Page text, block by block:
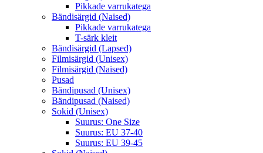
Pikkade varrukatega
Bändisärgid (Naised)
Pikkade varrukatega
T-särk kleit
Bändisärgid (Lapsed)
Filmisärgid (Unisex)
Filmisärgid (Naised)
Pusad
Bändipusad (Unisex)
Bändipusad (Naised)
Sokid (Unisex)
Suurus: One Size
Suurus: EU 37-40
Suurus: EU 39-45